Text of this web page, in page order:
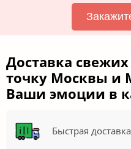
Доставка
точку Москвы и
Ваши эмоции в
Быстрая